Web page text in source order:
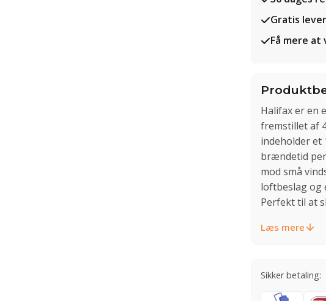
Gratis
Få mere at
Halifax er en
fremstillet af
indeholder et
brændetid
mod små
loftbeslag og
Perfekt til at
Læs mere
Sikker betaling: